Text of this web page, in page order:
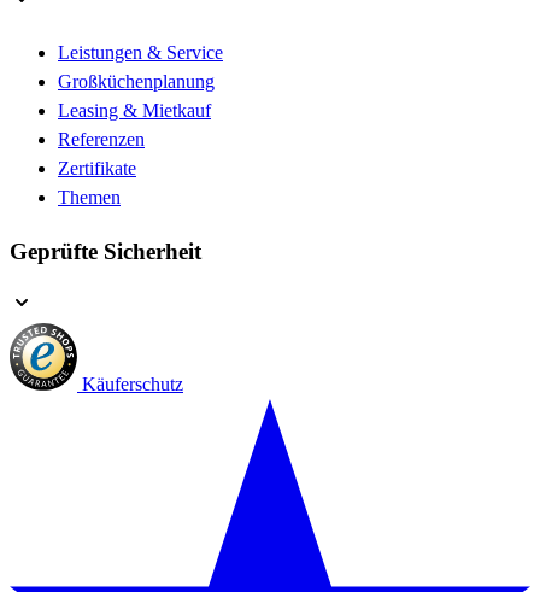
Leistungen & Service
Großküchenplanung
Leasing & Mietkauf
Referenzen
Zertifikate
Themen
Geprüfte Sicherheit
Käuferschutz